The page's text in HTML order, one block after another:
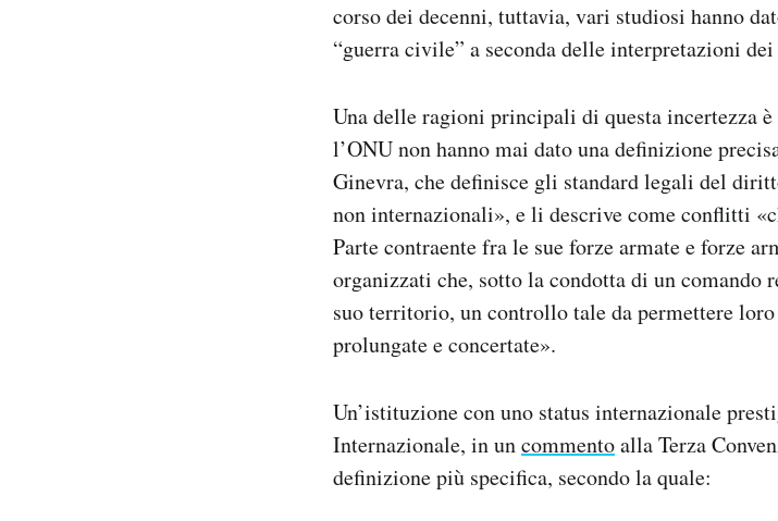
corso dei decenni, tuttavia, vari studiosi hanno
“guerra civile” a seconda delle interpretazioni
Una delle ragioni principali di questa incertezza
l’ONU non hanno mai dato una definizione
Ginevra, che definisce gli standard legali del
non internazionali», e li descrive come conflitti
Parte contraente fra le sue forze armate e forze
organizzati che, sotto la condotta di un comando
suo territorio, un controllo tale da permettere
prolungate e concertate».
Un’istituzione con uno status internazionale
Internazionale, in uncommentoalla Terza
definizione più specifica, secondo la quale: